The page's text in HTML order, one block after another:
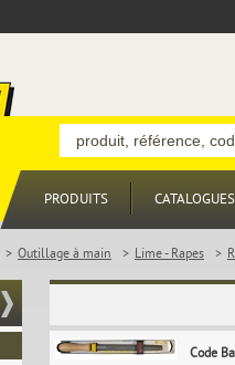
PRODUITS CATALOGUES
> Outillage à main > Lime - Rapes >
Code